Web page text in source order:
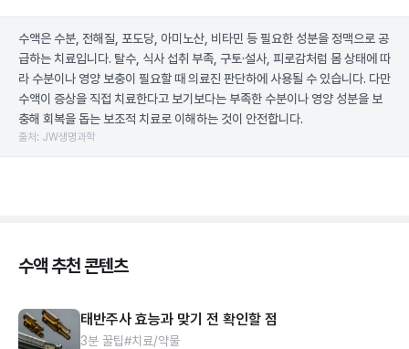
수액은 수분, 전해질, 포도당, 아미노산, 비타민 등 필요한 성분을 정맥으로 공
급하는 치료입니다. 탈수, 식사 섭취 부족, 구토·설사, 피로감처럼 몸 상태에 따
라 수분이나 영양 보충이 필요할 때 의료진 판단하에 사용될 수 있습니다. 다만
수액이 증상을 직접 치료한다고 보기보다는 부족한 수분이나 영양 성분을 보
충해 회복을 돕는 보조적 치료로 이해하는 것이 안전합니다.
출처: JW생명과학
수액 추천 콘텐츠
태반주사 효능과 맞기 전 확인할 점
3분 꿀팁#치료/약물